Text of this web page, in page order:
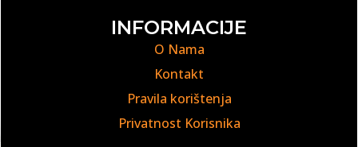
INFORMACIJE
O Nama
Kontakt
Pravila korištenja
Privatnost Korisnika